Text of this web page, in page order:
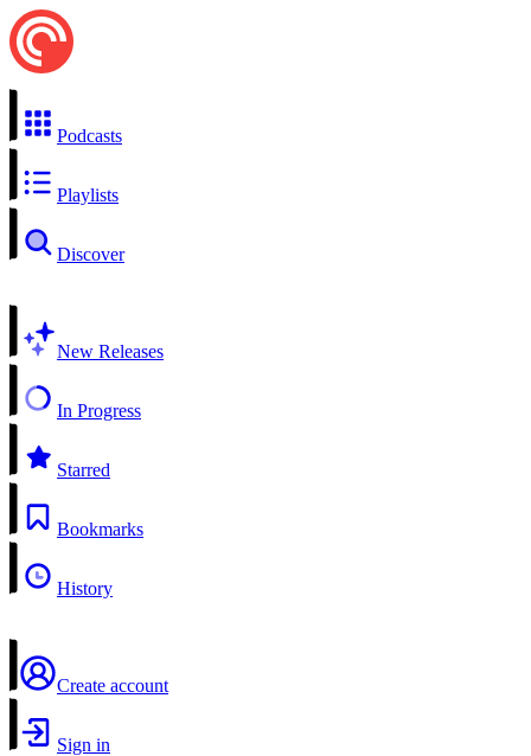
Podcasts
Playlists
Discover
New Releases
In Progress
Starred
Bookmarks
History
Create account
Sign in